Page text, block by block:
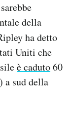
della
ha detto
Uniti che
è caduto60
sud della